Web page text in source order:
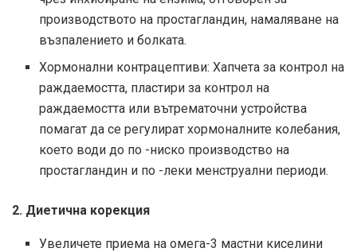
производството на простагландин, намаляване на
възпалението и болката.
Хормонални контрацептиви: Хапчета за контрол на
раждаемостта, пластири за контрол на
раждаемостта или вътрематочни устройства
помагат да се регулират хормоналните колебания,
което води до по -ниско производство на
простагландин и по -леки менструални периоди.
2. Диетична корекция
Увеличете приема на омега-3 мастни киселини